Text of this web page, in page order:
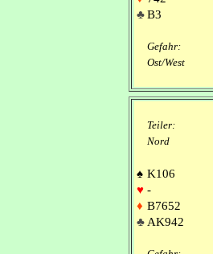
♣B3
Gefahr:
Ost/West
Teiler:
Nord
♠ K106
♥ -
♦ B7652
♣ AK942